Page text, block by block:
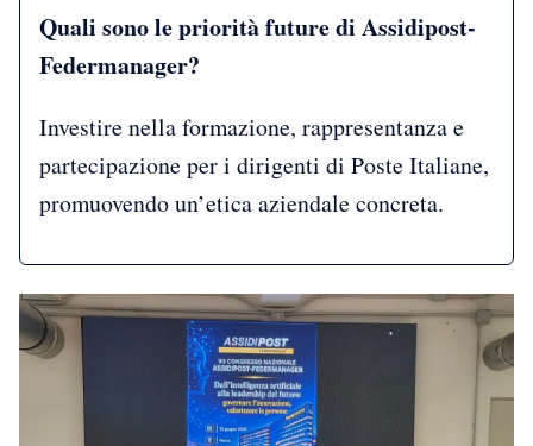
Quali sono le priorità future di Assidipost-
Federmanager?
Investire nella formazione, rappresentanza e
partecipazione per i dirigenti di Poste Italiane,
promuovendo un’etica aziendale concreta.